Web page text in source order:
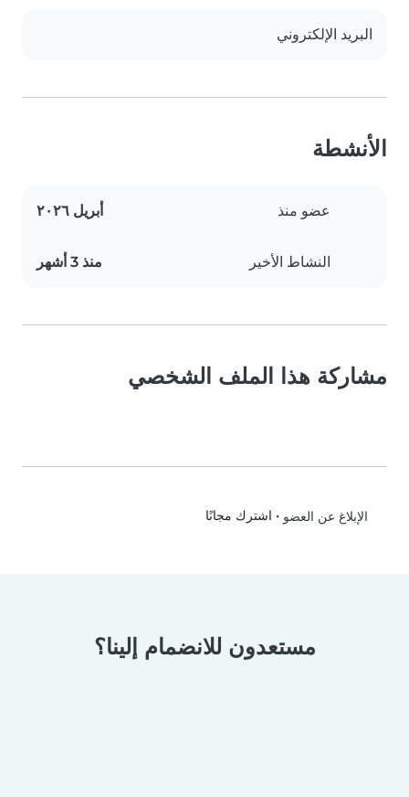
البريد الإلكتروني
الأنشطة
عضو منذ أبريل ٢٠٢٦
النشاط الأخير منذ 3 أشهر
مشاركة هذا الملف الشخصي
الإبلاغ عن العضو • اشترك مجانًا
مستعدون للانضمام إلينا؟